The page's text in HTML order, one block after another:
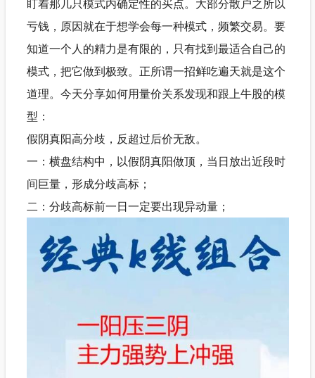
亏钱，原因就在于想学会每一种模式，频繁交易。要
知道一个人的精力是有限的，只有找到最适合自己的
模式，把它做到极致。正所谓一招鲜吃遍天就是这个
道理。今天分享如何用量价关系发现和跟上牛股的模
型：
假阴真阳高分歧，反超过后价无敌。
一：横盘结构中，以假阴真阳做顶，当日放出近段时
间巨量，形成分歧高标；
二：分歧高标前一日一定要出现异动量；